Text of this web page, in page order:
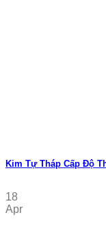
Kim Tự Tháp Cấp Độ
18
Apr